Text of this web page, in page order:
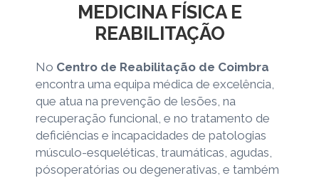
MEDICINA FÍSICA E
REABILITAÇÃO
No Centro de Reabilitação de Coimbra
encontra uma equipa médica de excelência,
que atua na prevenção de lesões, na
recuperação funcional, e no tratamento de
deficiências e incapacidades de patologias
músculo-esqueléticas, traumáticas, agudas,
pósoperatórias ou degenerativas, e também